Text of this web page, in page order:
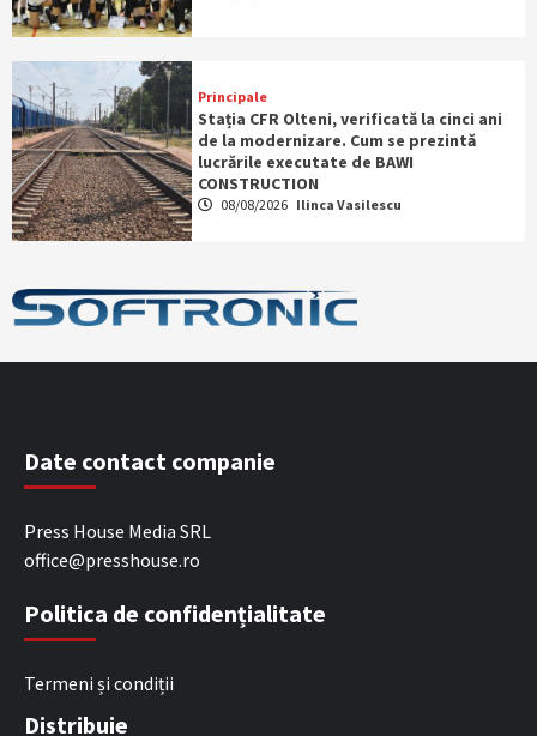
Principale
Stația CFR Olteni, verificată la cinci ani
de la modernizare. Cum se prezintă
lucrările executate de BAWI
CONSTRUCTION
08/08/2026 Ilinca Vasilescu
Date contact companie
Press House Media SRL
office@presshouse.ro
Politica de confidențialitate
Termeni și condiții
Distribuie